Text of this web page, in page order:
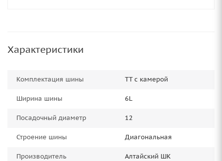
Характеристики
Комплектация шины TT с камерой
Ширина шины 6L
Посадочный диаметр 12
Строение шины Диагональная
Производитель Алтайский ШК